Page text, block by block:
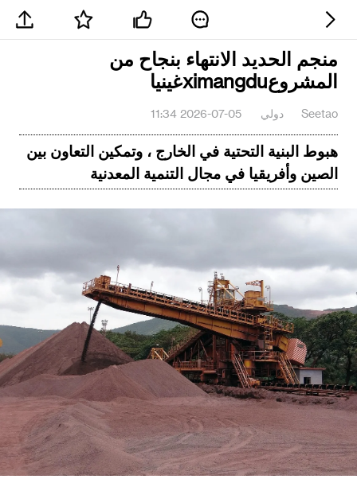
منجم الحديد الانتهاء بنجاح من
المشروعximangduغينيا
Seetao دولي 2026-07-05 11:34
هبوط البنية التحتية في الخارج ، وتمكين التعاون بين
الصين وأفريقيا في مجال التنمية المعدنية